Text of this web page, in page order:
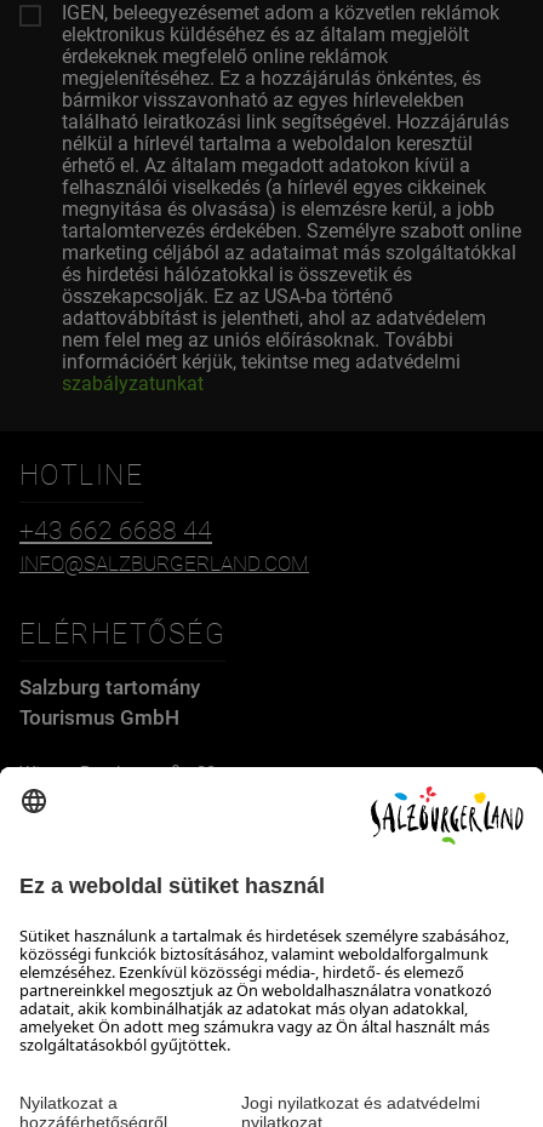
IGEN, beleegyezésemet adom a közvetlen reklámok
elektronikus küldéséhez és az általam megjelölt
érdekeknek megfelelő online reklámok
megjelenítéséhez. Ez a hozzájárulás önkéntes, és
bármikor visszavonható az egyes hírlevelekben
található leiratkozási link segítségével. Hozzájárulás
nélkül a hírlevél tartalma a weboldalon keresztül
érhető el. Az általam megadott adatokon kívül a
felhasználói viselkedés (a hírlevél egyes cikkeinek
megnyitása és olvasása) is elemzésre kerül, a jobb
tartalomtervezés érdekében. Személyre szabott online
marketing céljából az adataimat más szolgáltatókkal
és hirdetési hálózatokkal is összevetik és
összekapcsolják. Ez az USA-ba történő
adattovábbítást is jelentheti, ahol az adatvédelem
nem felel meg az uniós előírásoknak. További
információért kérjük, tekintse meg adatvédelmi
szabályzatunkat
HOTLINE
+43 662 6688 44
INFO@SALZBURGERLAND.COM
ELÉRHETŐSÉG
Salzburg tartomány
Tourismus GmbH
Wiener Bundesstraße 23
5300 Hallwang
NYITVATARTÁS
Várjuk jelentkezését
Készséggel állunk rendelkezésére hétfőtől csütörtökig 8:00-
tól 17:30-ig, pénteken 8:00-tól 17:00-ig